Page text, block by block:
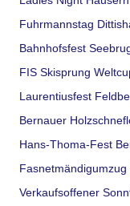
Fuhrmannstag
Bahnhofsfest
FIS Skisprung
Laurentiusfest
Bernauer
Hans-Thoma-Fest
Fasnetmändigumzug
Verkaufsoffener